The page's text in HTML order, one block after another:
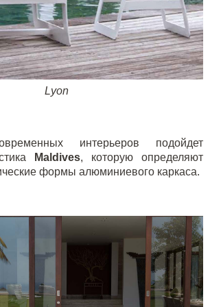
Lyon
интерьеров подойдет
Maldives, которую определяют
формы алюминиевого каркаса.